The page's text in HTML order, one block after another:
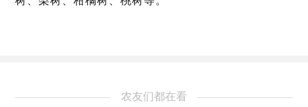
农友们都在看